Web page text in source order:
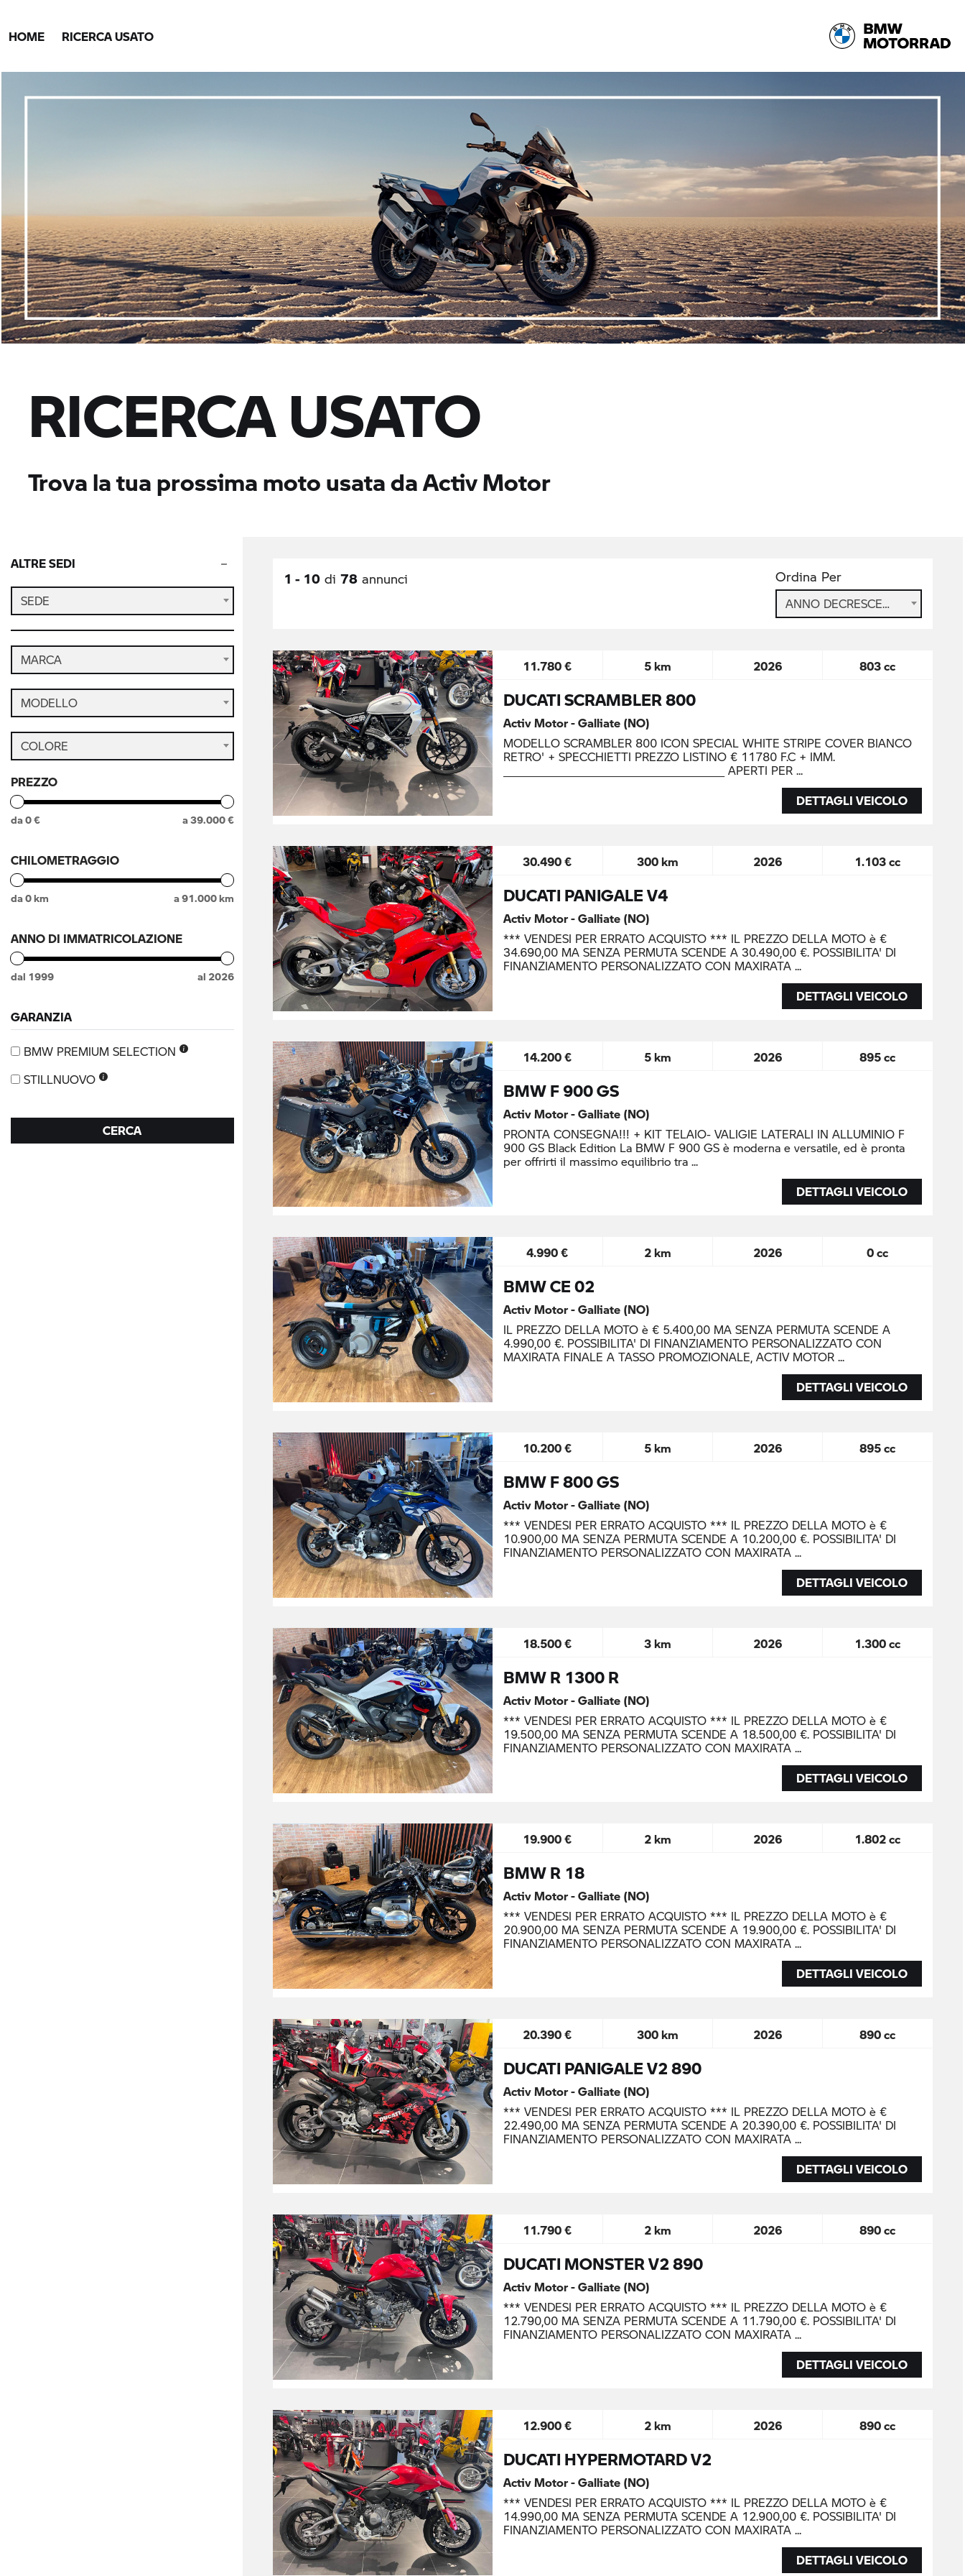
HOME RICERCA USATO
RICERCA USATO
Trova la tua prossima moto usata da Activ Motor
ALTRE SEDI
SEDE
MARCA
MODELLO
COLORE
PREZZO
da0€ a39.000€
CHILOMETRAGGIO
da0km a91.000km
ANNO DI IMMATRICOLAZIONE
dal 1999 al 2026
GARANZIA
BMW PREMIUM SELECTION
STILLNUOVO
CERCA
1 - 10di 78annunci Ordina Per
ANNO DECRESCENTE
11.780 € 5 km 2026 803 cc
DUCATI SCRAMBLER 800
Activ Motor - Galliate (NO)
MODELLO SCRAMBLER 800 ICON SPECIAL WHITE STRIPE COVER BIANCO
RETRO' + SPECCHIETTI PREZZO LISTINO € 11780 F.C + IMM.
____________________________________________ APERTI PER
DETTAGLI VEICOLO
30.490 € 300 km 2026 1.103 cc
DUCATI PANIGALE V4
Activ Motor - Galliate (NO)
*** VENDESI PER ERRATO ACQUISTO *** IL PREZZO DELLA MOTO è €
34.690,00 MA SENZA PERMUTA SCENDE A 30.490,00 €. POSSIBILITA' DI
FINANZIAMENTO PERSONALIZZATO CON MAXIRATA
DETTAGLI VEICOLO
14.200 € 5 km 2026 895 cc
BMW F 900 GS
Activ Motor - Galliate (NO)
PRONTA CONSEGNA!!! + KIT TELAIO- VALIGIE LATERALI IN ALLUMINIO F
900 GS Black Edition La BMW F 900 GS è moderna e versatile, ed è pronta
per offrirti il massimo equilibrio tra
DETTAGLI VEICOLO
4.990 € 2 km 2026 0 cc
BMW CE 02
Activ Motor - Galliate (NO)
IL PREZZO DELLA MOTO è € 5.400,00 MA SENZA PERMUTA SCENDE A
4.990,00 €. POSSIBILITA' DI FINANZIAMENTO PERSONALIZZATO CON
MAXIRATA FINALE A TASSO PROMOZIONALE, ACTIV MOTOR
DETTAGLI VEICOLO
10.200 € 5 km 2026 895 cc
BMW F 800 GS
Activ Motor - Galliate (NO)
*** VENDESI PER ERRATO ACQUISTO *** IL PREZZO DELLA MOTO è €
10.900,00 MA SENZA PERMUTA SCENDE A 10.200,00 €. POSSIBILITA' DI
FINANZIAMENTO PERSONALIZZATO CON MAXIRATA
DETTAGLI VEICOLO
18.500 € 3 km 2026 1.300 cc
BMW R 1300 R
Activ Motor - Galliate (NO)
*** VENDESI PER ERRATO ACQUISTO *** IL PREZZO DELLA MOTO è €
19.500,00 MA SENZA PERMUTA SCENDE A 18.500,00 €. POSSIBILITA' DI
FINANZIAMENTO PERSONALIZZATO CON MAXIRATA
DETTAGLI VEICOLO
19.900 € 2 km 2026 1.802 cc
BMW R 18
Activ Motor - Galliate (NO)
*** VENDESI PER ERRATO ACQUISTO *** IL PREZZO DELLA MOTO è €
20.900,00 MA SENZA PERMUTA SCENDE A 19.900,00 €. POSSIBILITA' DI
FINANZIAMENTO PERSONALIZZATO CON MAXIRATA
DETTAGLI VEICOLO
20.390 € 300 km 2026 890 cc
DUCATI PANIGALE V2 890
Activ Motor - Galliate (NO)
*** VENDESI PER ERRATO ACQUISTO *** IL PREZZO DELLA MOTO è €
22.490,00 MA SENZA PERMUTA SCENDE A 20.390,00 €. POSSIBILITA' DI
FINANZIAMENTO PERSONALIZZATO CON MAXIRATA
DETTAGLI VEICOLO
11.790 € 2 km 2026 890 cc
DUCATI MONSTER V2 890
Activ Motor - Galliate (NO)
*** VENDESI PER ERRATO ACQUISTO *** IL PREZZO DELLA MOTO è €
12.790,00 MA SENZA PERMUTA SCENDE A 11.790,00 €. POSSIBILITA' DI
FINANZIAMENTO PERSONALIZZATO CON MAXIRATA
DETTAGLI VEICOLO
12.900 € 2 km 2026 890 cc
DUCATI HYPERMOTARD V2
Activ Motor - Galliate (NO)
*** VENDESI PER ERRATO ACQUISTO *** IL PREZZO DELLA MOTO è €
14.990,00 MA SENZA PERMUTA SCENDE A 12.900,00 €. POSSIBILITA' DI
FINANZIAMENTO PERSONALIZZATO CON MAXIRATA
DETTAGLI VEICOLO